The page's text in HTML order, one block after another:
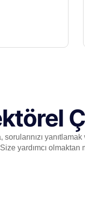
yardımcı olmaktan